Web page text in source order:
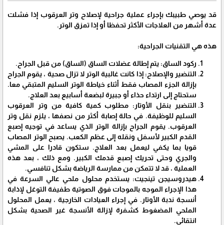
قد يوصي طبيبك بإجراء عملية جراحية لإصلاح وتر العرقوب إذا فشلت
عدة أشهر من العلاجات الأكثر تحفظا أو إذا تمزق الوتر.
هذه هي التقنيات الجراحية:
ركود الساق: يتم إطالة عضلات الساق (الساق) من قبل الجراح.
التنضير والإصلاح: إذا كانت غالبية الوتر لا تزال صحية ، يقوم الجراح
بإزالة الجزء المصاب فقط أثناء خياطة الوتر السليم المتبقي معا.
ستحتاج إلى ارتداء حذاء أو جبيرة لبضعة أسابيع بعد العلاج.
التنضير بنقل الأوتار: مطلوب كمية كافية من وتر العرقوب
السليم للوظيفة. في حالة إصابة أكثر من نصفها ، يلزم نقل وتر
العرقوب. يقوم الجراح بإزالة الوتر الذي يساعد في توجيه إصبع
القدم الكبير لأسفل ونقله إلى عظم الكعب. يصبح الوتر المصاب
قويا بما يكفي ليعمل بعد العلاج. ستكون قادرا على المشي
والجري وحتى تحريك إصبع قدمك الكبير. ومع ذلك ، بعد هذه
العملية ، قد لا تتمكن من ممارسة الرياضة بشكل تنافسي.
هيدروسيجن تينجيت: يستخدم محلول ملحي عالي السرعة في
هذا الإجراء الموجه بالموجات فوق الصوتية طفيفة التوغل لإذابة
أنسجة ندبة الأوتار. في إجراء العيادات الخارجية ، يعمل المحلول
الملحي المضغوط كشفرة لإزالة الأنسجة غير الصحية بشكل
انتقائي.